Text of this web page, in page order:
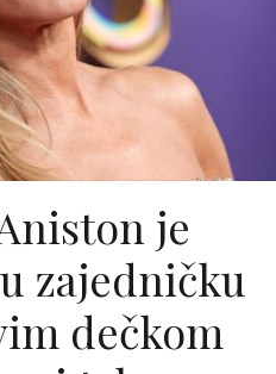
je
zajedničku
dečkom